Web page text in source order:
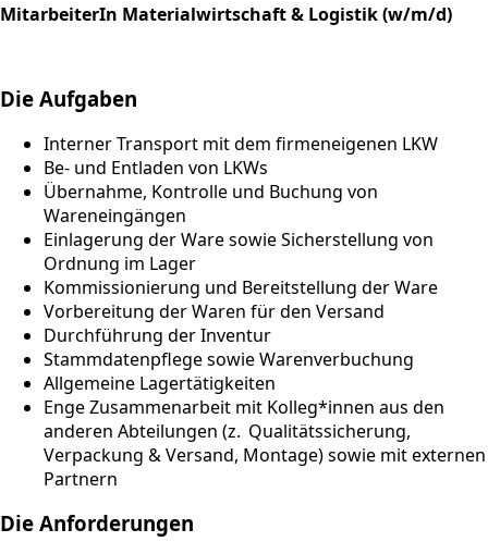
MitarbeiterIn Materialwirtschaft & Logistik(w/m/d)
Die Aufgaben
Interner Transport mit dem firmeneigenen LKW
Be- und Entladen von LKWs
Übernahme, Kontrolle und Buchung von
Wareneingängen
Einlagerung der Ware sowie Sicherstellung von
Ordnung im Lager
Kommissionierung und Bereitstellung der Ware
Vorbereitung der Waren für den Versand
Durchführung der Inventur
Stammdatenpflege sowie Warenverbuchung
Allgemeine Lagertätigkeiten
Enge Zusammenarbeit mit Kolleg*innen aus den
anderen Abteilungen (z. Qualitätssicherung,
Verpackung & Versand, Montage) sowie mit externen
Partnern
Die Anforderungen